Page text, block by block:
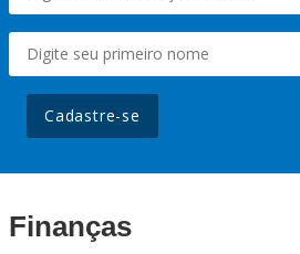
Cadastre-se
Finanças